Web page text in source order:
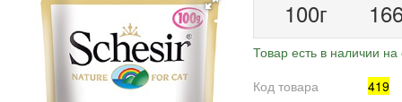
100г
Товар есть в наличии на
Код товара
419